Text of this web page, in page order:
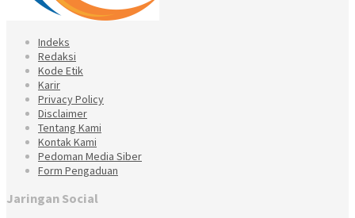
Indeks
Redaksi
Kode Etik
Karir
Privacy Policy
Disclaimer
Tentang Kami
Kontak Kami
Pedoman Media Siber
Form Pengaduan
Jaringan Social